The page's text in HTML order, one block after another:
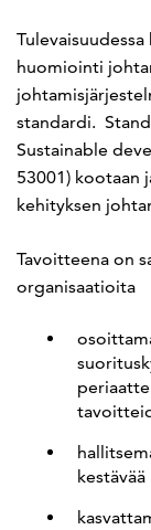
huomiointi
standardi.
Sustainable
53001) kootaan
kehityksen
Tavoitteena on
organisaatioita